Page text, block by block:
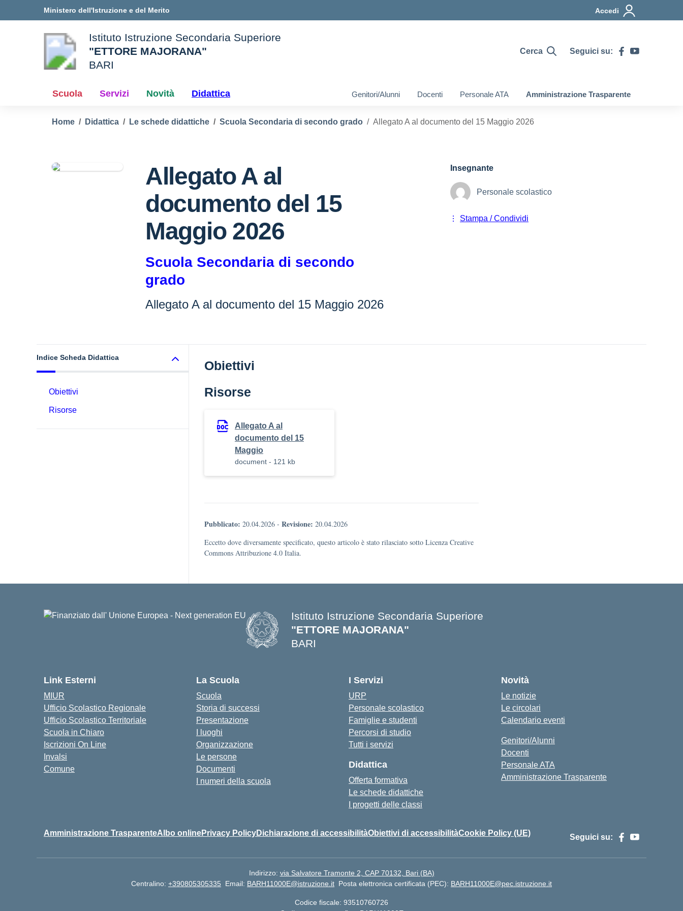
Ministero dell'Istruzione e del Merito Accedi
scuola
Istituto Istruzione Secondaria Superiore
"ETTORE MAJORANA"
BARI
Cerca Seguici su:
Scuola Servizi Novità Didattica Genitori/Alunni Docenti Personale ATA Amministrazione Trasparente
Home Didattica Le schede didattiche Scuola Secondaria di secondo grado Allegato A al documento del 15 Maggio 2026
Allegato A al
documento del 15
Maggio 2026
Scuola Secondaria di secondo
grado
Allegato A al documento del 15 Maggio 2026
Insegnante
Personale scolastico
Stampa / Condividi
Indice Scheda Didattica
Obiettivi
Risorse
Obiettivi
Risorse
Allegato A al
documento del 15
Maggio
document - 121 kb
Pubblicato: 20.04.2026 - Revisione: 20.04.2026
Eccetto dove diversamente specificato, questo articolo è stato rilasciato sotto Licenza Creative
Commons Attribuzione 4.0 Italia.
Istituto Istruzione Secondaria Superiore
"ETTORE MAJORANA"
BARI
Link Esterni
MIUR
Ufficio Scolastico Regionale
Ufficio Scolastico Territoriale
Scuola in Chiaro
Iscrizioni On Line
Invalsi
Comune
La Scuola
Scuola
Storia di successi
Presentazione
I luoghi
Organizzazione
Le persone
Documenti
I numeri della scuola
I Servizi
URP
Personale scolastico
Famiglie e studenti
Percorsi di studio
Tutti i servizi
Didattica
Offerta formativa
Le schede didattiche
I progetti delle classi
Novità
Le notizie
Le circolari
Calendario eventi
Genitori/Alunni
Docenti
Personale ATA
Amministrazione Trasparente
Amministrazione TrasparenteAlbo onlinePrivacy PolicyDichiarazione di accessibilitàObiettivi di accessibilitàCookie Policy (UE) Seguici su:
Indirizzo: via Salvatore Tramonte 2, CAP 70132, Bari (BA)
Centralino: +390805305335 Email: BARH11000E@istruzione.it Posta elettronica certificata (PEC): BARH11000E@pec.istruzione.it
Codice fiscale: 93510760726